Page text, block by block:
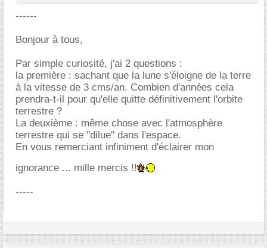
------
Bonjour à tous,
Par simple curiosité, j'ai 2 questions :
la première : sachant que la lune s'éloigne de la terre
à la vitesse de 3 cms/an. Combien d'années cela
prendra-t-il pour qu'elle quitte définitivement l'orbite
terrestre ?
La deuxième : même chose avec l'atmosphère
terrestre qui se "dilue" dans l'espace.
En vous remerciant infiniment d'éclairer mon
ignorance ... mille mercis !!
-----